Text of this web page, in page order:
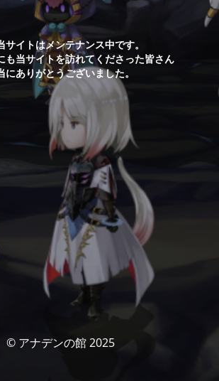
サイトはメンテナンス中です。
も当サイトを訪れてくださった皆さん
にありがとうございました。
© アナデンの館 2025